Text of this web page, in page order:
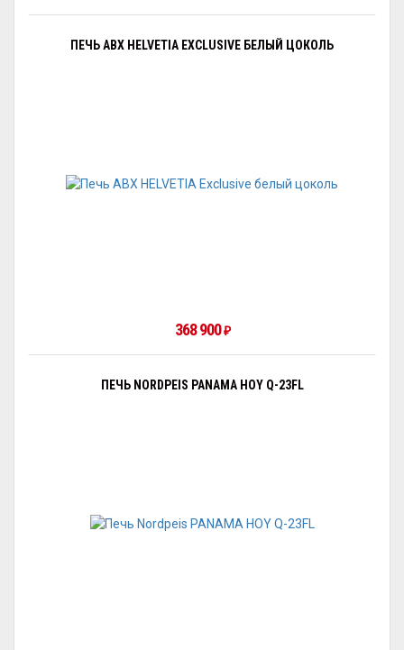
ПЕЧЬ ABX HELVETIA EXCLUSIVE БЕЛЫЙ ЦОКОЛЬ
368 900 ₽
ПЕЧЬ NORDPEIS PANAMA HOY Q-23FL